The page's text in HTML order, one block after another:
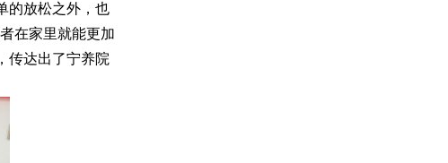
的放松之外，也
在家里就能更加
传达出了宁养院